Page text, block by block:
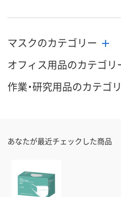
マスクのカテゴリー
オフィス用品のカテゴリ
作業・研究用品のカテゴ
あなたが最近チェックした商品